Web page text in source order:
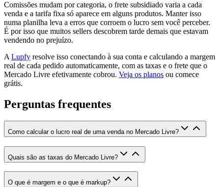
Comissões mudam por categoria, o frete subsidiado varia a cada
venda e a tarifa fixa só aparece em alguns produtos. Manter isso
numa planilha leva a erros que corroem o lucro sem você perceber.
É por isso que muitos sellers descobrem tarde demais que estavam
vendendo no prejuízo.
A Lupfy resolve isso conectando à sua conta e calculando a margem
real de cada pedido automaticamente, com as taxas e o frete que o
Mercado Livre efetivamente cobrou. Veja os planos ou comece
grátis.
Perguntas frequentes
Como calcular o lucro real de uma venda no Mercado Livre?
Quais são as taxas do Mercado Livre?
O que é margem e o que é markup?